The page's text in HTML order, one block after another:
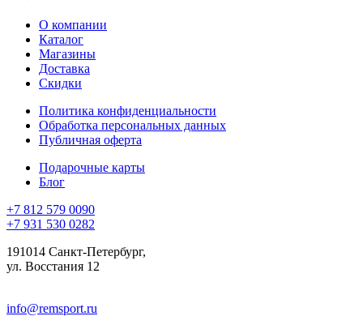
О компании
Каталог
Магазины
Доставка
Скидки
Политика конфиденциальности
Обработка персональных данных
Публичная оферта
Подарочные карты
Блог
+7 812 579 0090
+7 931 530 0282
191014 Санкт-Петербург,
ул. Восстания 12
info@remsport.ru